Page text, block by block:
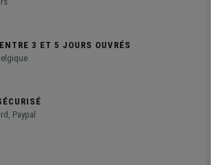
3 ET 5 JOURS OUVRÉS
Paypal